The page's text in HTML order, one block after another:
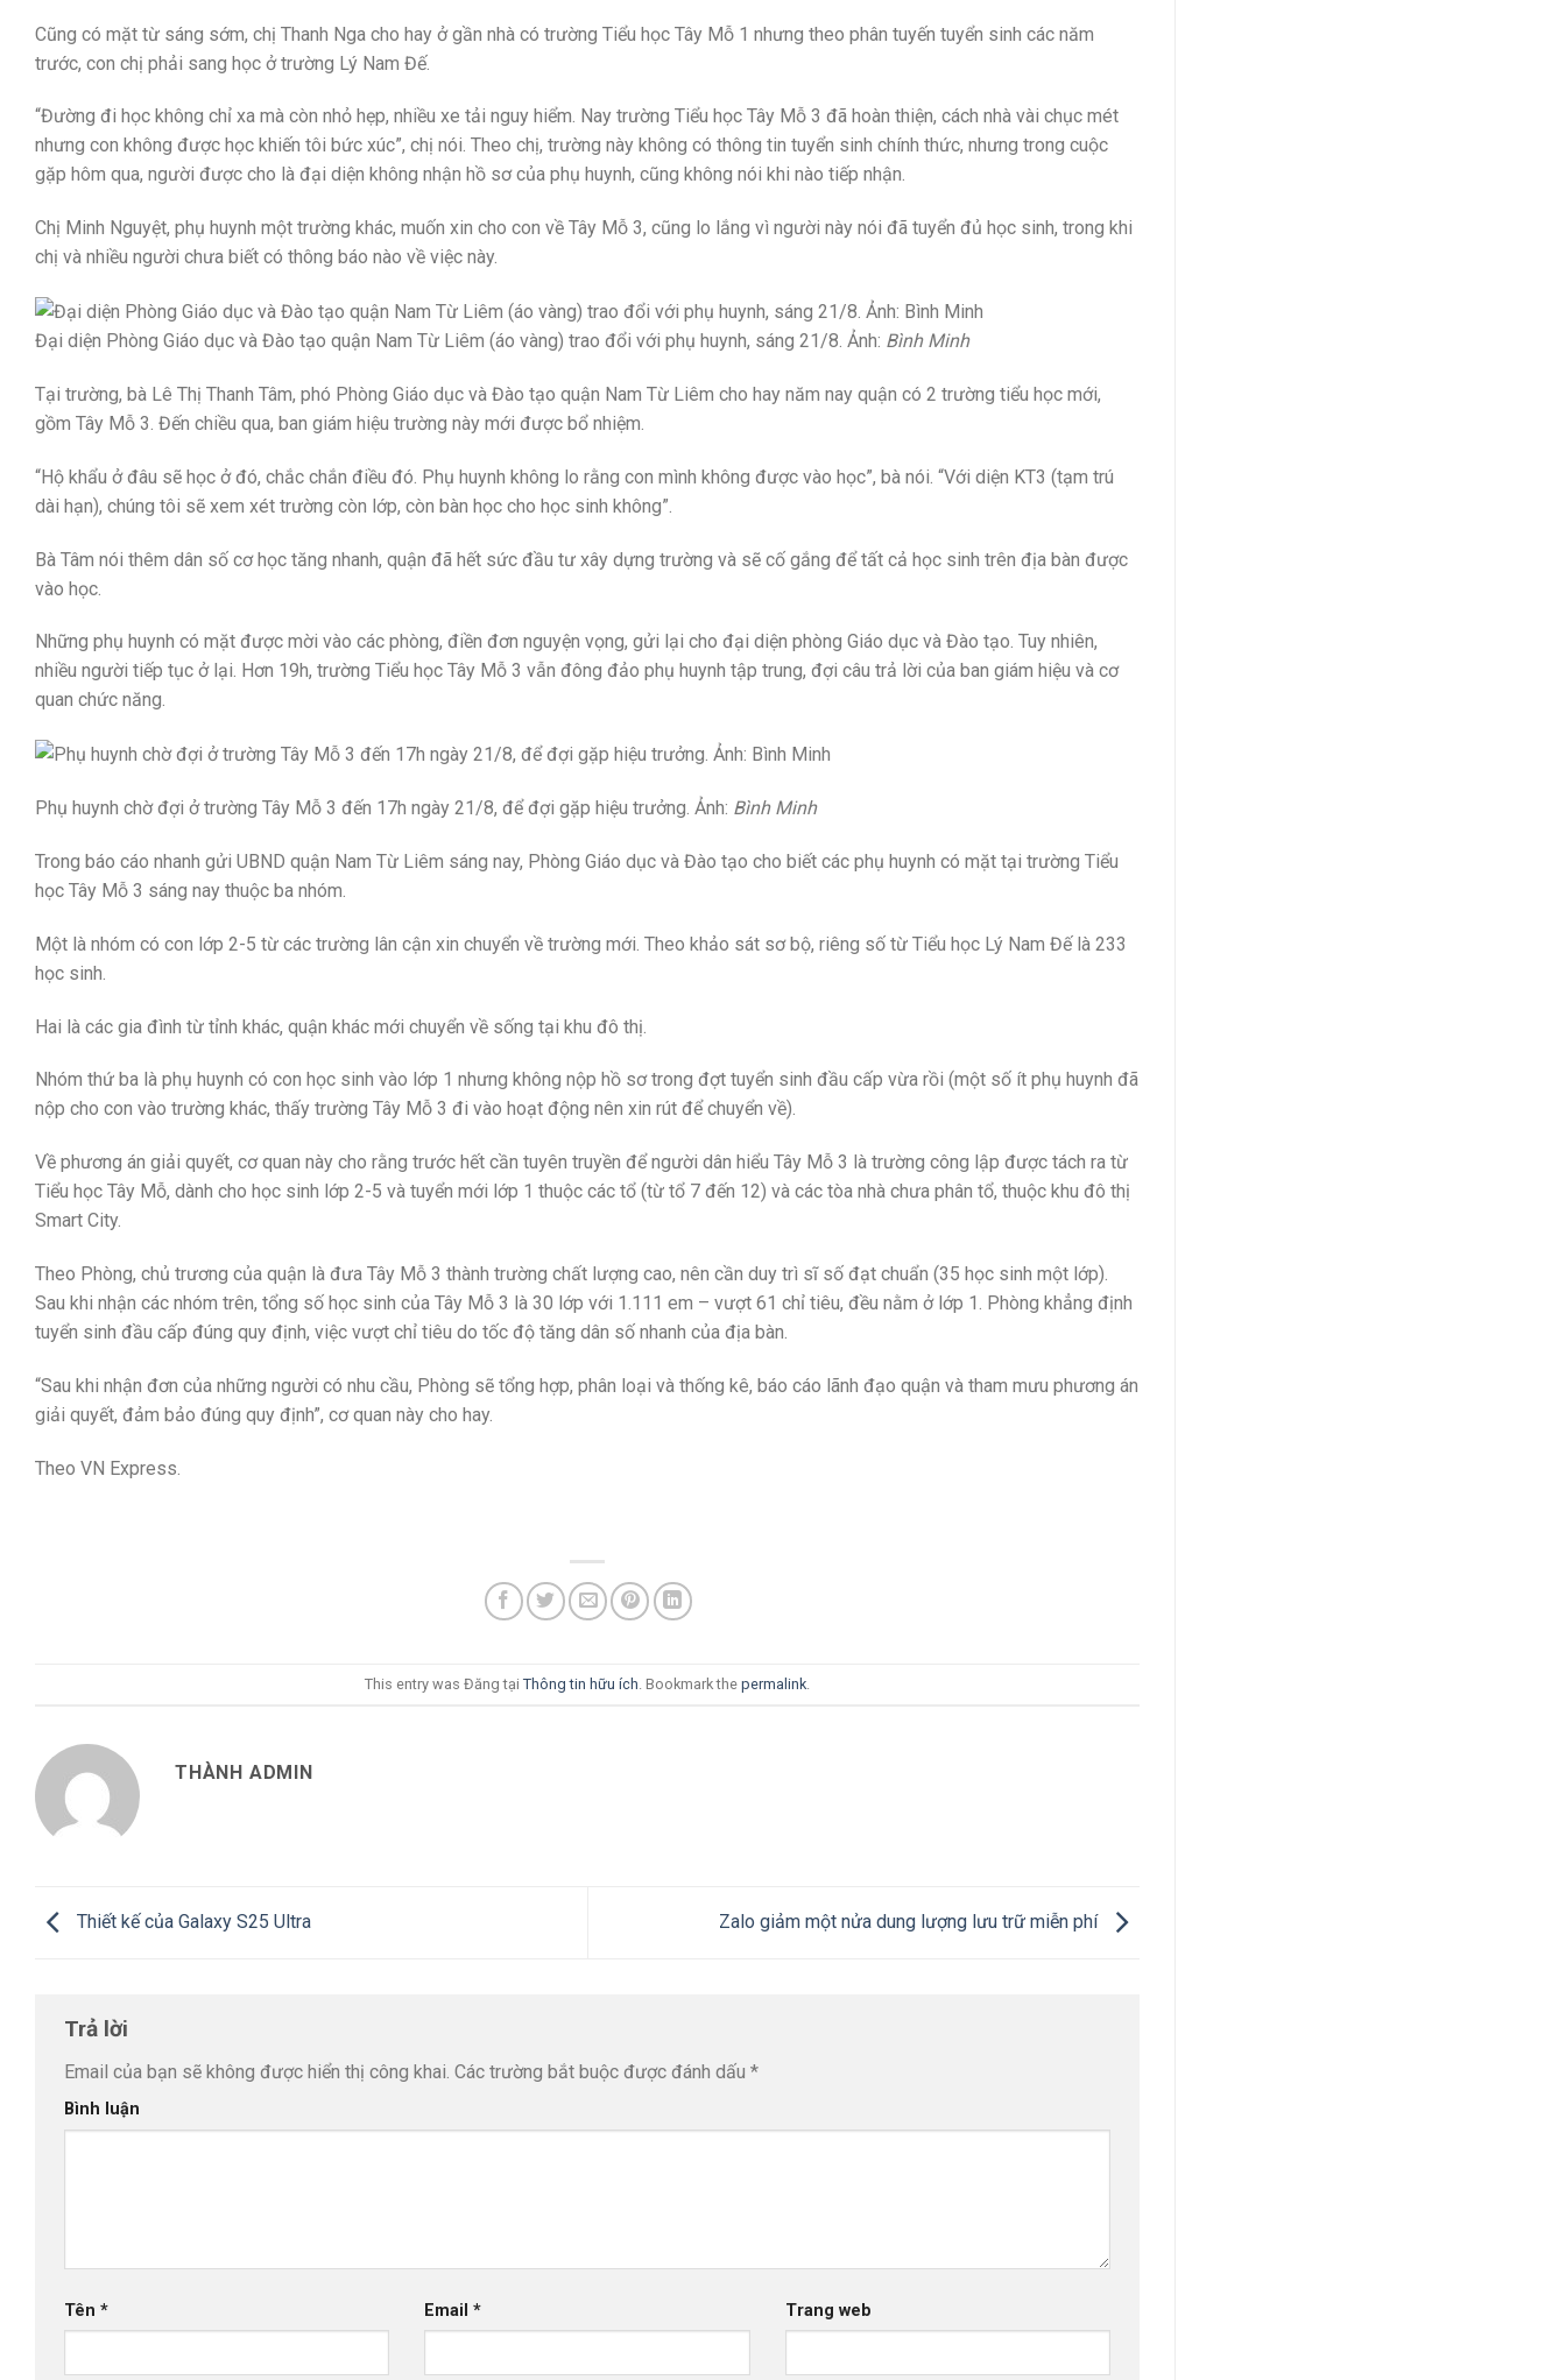
Cũng có mặt từ sáng sớm, chị Thanh Nga cho hay ở gần nhà có trường Tiểu học Tây Mỗ 1 nhưng theo phân tuyến tuyển sinh các năm
trước, con chị phải sang học ở trường Lý Nam Đế.
“Đường đi học không chỉ xa mà còn nhỏ hẹp, nhiều xe tải nguy hiểm. Nay trường Tiểu học Tây Mỗ 3 đã hoàn thiện, cách nhà vài chục mét
nhưng con không được học khiến tôi bức xúc”, chị nói. Theo chị, trường này không có thông tin tuyển sinh chính thức, nhưng trong cuộc
gặp hôm qua, người được cho là đại diện không nhận hồ sơ của phụ huynh, cũng không nói khi nào tiếp nhận.
Chị Minh Nguyệt, phụ huynh một trường khác, muốn xin cho con về Tây Mỗ 3, cũng lo lắng vì người này nói đã tuyển đủ học sinh, trong khi
chị và nhiều người chưa biết có thông báo nào về việc này.
Đại diện Phòng Giáo dục và Đào tạo quận Nam Từ Liêm (áo vàng) trao đổi với phụ huynh, sáng 21/8. Ảnh: Bình Minh
Tại trường, bà Lê Thị Thanh Tâm, phó Phòng Giáo dục và Đào tạo quận Nam Từ Liêm cho hay năm nay quận có 2 trường tiểu học mới,
gồm Tây Mỗ 3. Đến chiều qua, ban giám hiệu trường này mới được bổ nhiệm.
“Hộ khẩu ở đâu sẽ học ở đó, chắc chắn điều đó. Phụ huynh không lo rằng con mình không được vào học”, bà nói. “Với diện KT3 (tạm trú
dài hạn), chúng tôi sẽ xem xét trường còn lớp, còn bàn học cho học sinh không”.
Bà Tâm nói thêm dân số cơ học tăng nhanh, quận đã hết sức đầu tư xây dựng trường và sẽ cố gắng để tất cả học sinh trên địa bàn được
vào học.
Những phụ huynh có mặt được mời vào các phòng, điền đơn nguyện vọng, gửi lại cho đại diện phòng Giáo dục và Đào tạo. Tuy nhiên,
nhiều người tiếp tục ở lại. Hơn 19h, trường Tiểu học Tây Mỗ 3 vẫn đông đảo phụ huynh tập trung, đợi câu trả lời của ban giám hiệu và cơ
quan chức năng.
Phụ huynh chờ đợi ở trường Tây Mỗ 3 đến 17h ngày 21/8, để đợi gặp hiệu trưởng. Ảnh: Bình Minh
Trong báo cáo nhanh gửi UBND quận Nam Từ Liêm sáng nay, Phòng Giáo dục và Đào tạo cho biết các phụ huynh có mặt tại trường Tiểu
học Tây Mỗ 3 sáng nay thuộc ba nhóm.
Một là nhóm có con lớp 2-5 từ các trường lân cận xin chuyển về trường mới. Theo khảo sát sơ bộ, riêng số từ Tiểu học Lý Nam Đế là 233
học sinh.
Hai là các gia đình từ tỉnh khác, quận khác mới chuyển về sống tại khu đô thị.
Nhóm thứ ba là phụ huynh có con học sinh vào lớp 1 nhưng không nộp hồ sơ trong đợt tuyển sinh đầu cấp vừa rồi (một số ít phụ huynh đã
nộp cho con vào trường khác, thấy trường Tây Mỗ 3 đi vào hoạt động nên xin rút để chuyển về).
Về phương án giải quyết, cơ quan này cho rằng trước hết cần tuyên truyền để người dân hiểu Tây Mỗ 3 là trường công lập được tách ra từ
Tiểu học Tây Mỗ, dành cho học sinh lớp 2-5 và tuyển mới lớp 1 thuộc các tổ (từ tổ 7 đến 12) và các tòa nhà chưa phân tổ, thuộc khu đô thị
Smart City.
Theo Phòng, chủ trương của quận là đưa Tây Mỗ 3 thành trường chất lượng cao, nên cần duy trì sĩ số đạt chuẩn (35 học sinh một lớp).
Sau khi nhận các nhóm trên, tổng số học sinh của Tây Mỗ 3 là 30 lớp với 1.111 em – vượt 61 chỉ tiêu, đều nằm ở lớp 1. Phòng khẳng định
tuyển sinh đầu cấp đúng quy định, việc vượt chỉ tiêu do tốc độ tăng dân số nhanh của địa bàn.
“Sau khi nhận đơn của những người có nhu cầu, Phòng sẽ tổng hợp, phân loại và thống kê, báo cáo lãnh đạo quận và tham mưu phương án
giải quyết, đảm bảo đúng quy định”, cơ quan này cho hay.
Theo VN Express.
This entry was Đăng tại Thông tin hữu ích . Bookmark the permalink
THÀNH ADMIN
Thiết kế của Galaxy S25 Ultra Zalo giảm một nửa dung lượng lưu trữ miễn phí
Trả lời
Email của bạn sẽ không được hiển thị công khai. Các trường bắt buộc được đánh dấu *
Bình luận
Tên * Email* Trang web